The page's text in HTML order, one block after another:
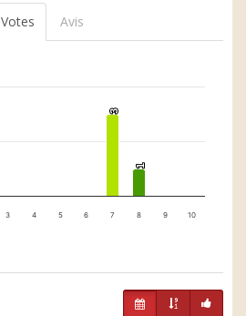
Votes Avis
3
3
1
1
3 4 5 6 7 8 9 10